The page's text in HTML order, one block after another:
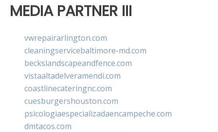
MEDIA PARTNER III
vwrepairarlington.com
cleaningservicebaltimore-md.com
beckslandscapeandfence.com
vistaaltadelveramendi.com
coastlinecateringnc.com
cuesburgershouston.com
psicologiaespecializadaencampeche.com
dmtacos.com